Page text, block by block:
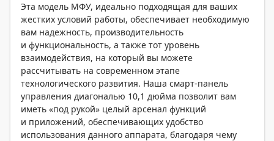
Эта модель МФУ, идеально подходящая для ваших
жестких условий работы, обеспечивает необходимую
вам надежность, производительность
и функциональность, а также тот уровень
взаимодействия, на который вы можете
рассчитывать на современном этапе
технологического развития. Наша смарт-панель
управления диагональю 10,1 дюйма позволит вам
иметь «под рукой» целый арсенал функций
и приложений, обеспечивающих удобство
использования данного аппарата, благодаря чему